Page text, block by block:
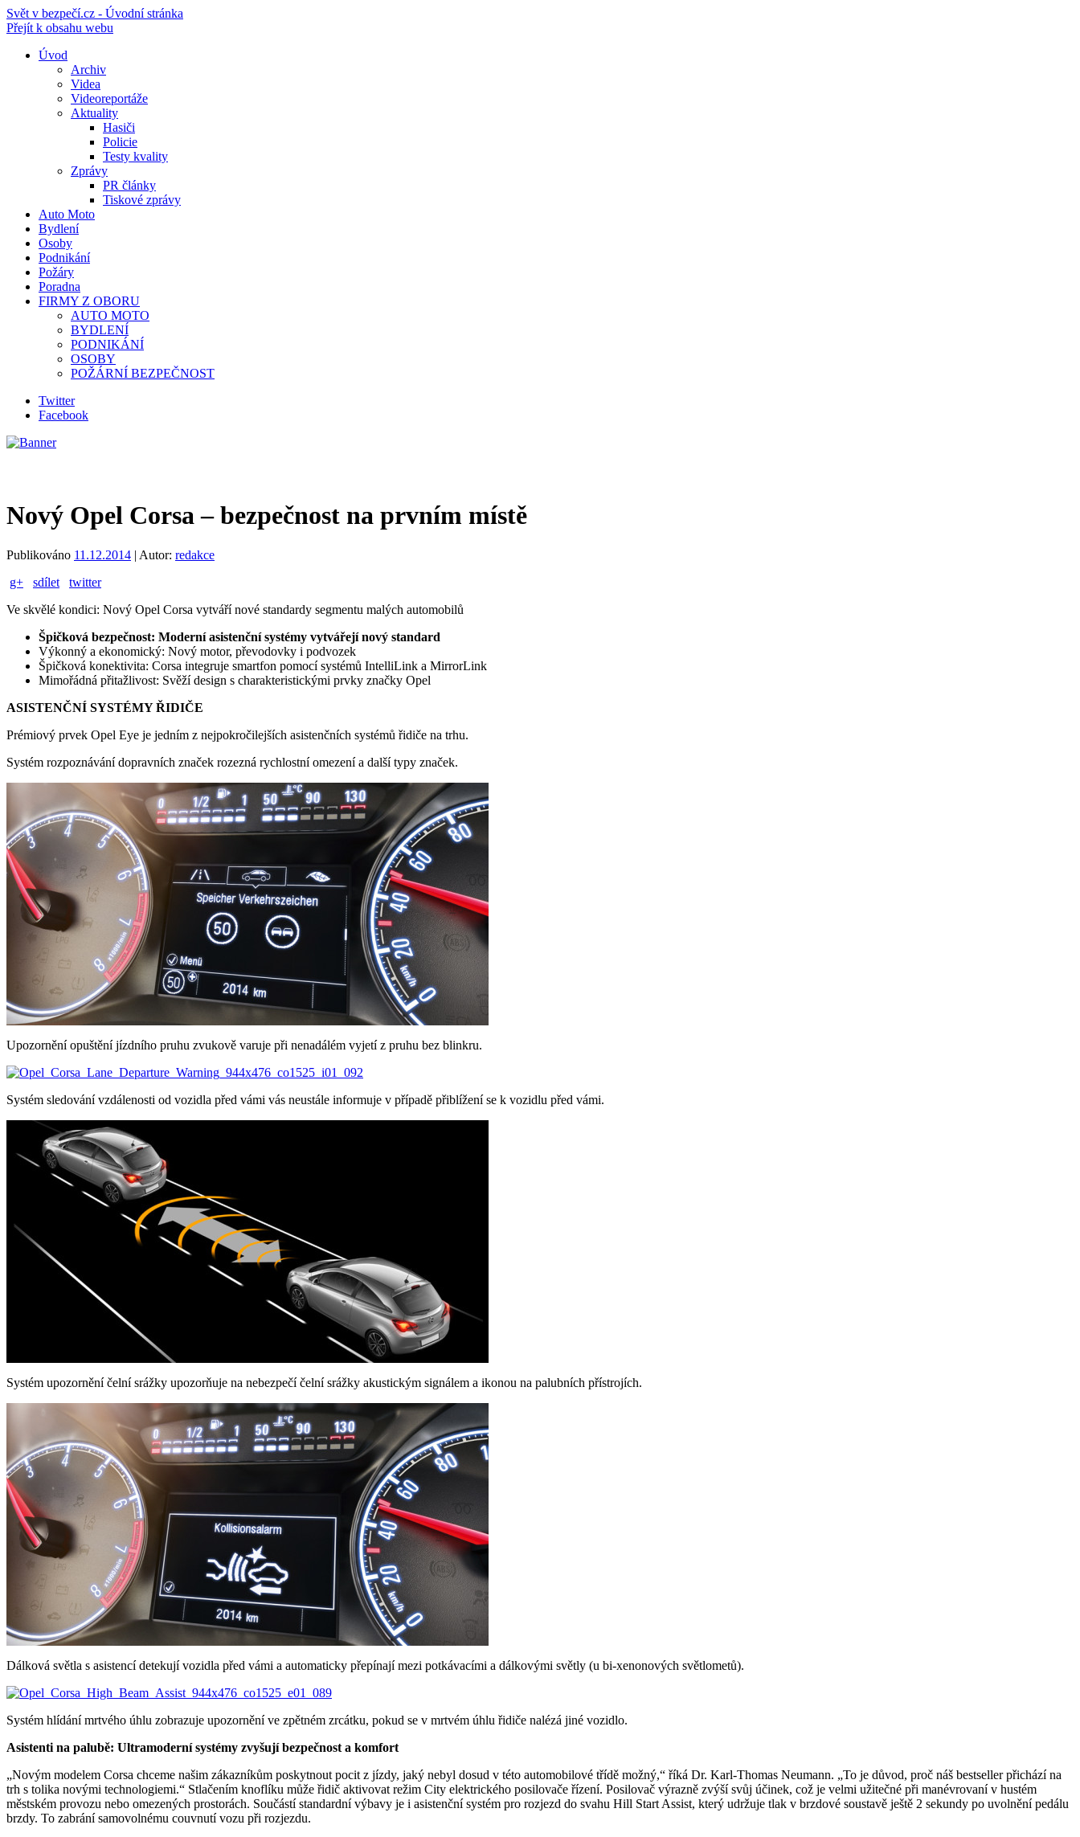
Svět v bezpečí.cz - Úvodní stránka
Přejít k obsahu webu
Úvod
Archiv
Videa
Videoreportáže
Aktuality
Hasiči
Policie
Testy kvality
Zprávy
PR články
Tiskové zprávy
Auto Moto
Bydlení
Osoby
Podnikání
Požáry
Poradna
FIRMY Z OBORU
AUTO MOTO
BYDLENÍ
PODNIKÁNÍ
OSOBY
POŽÁRNÍ BEZPEČNOST
Twitter
Facebook
Nový Opel Corsa – bezpečnost na prvním místě
Publikováno 11.12.2014 | Autor: redakce
g+
sdílet
twitter
Ve skvělé kondici: Nový Opel Corsa vytváří nové standardy segmentu malých automobilů
Špičková bezpečnost: Moderní asistenční systémy vytvářejí nový standard
Výkonný a ekonomický: Nový motor, převodovky i podvozek
Špičková konektivita: Corsa integruje smartfon pomocí systémů IntelliLink a MirrorLink
Mimořádná přitažlivost: Svěží design s charakteristickými prvky značky Opel
ASISTENČNÍ SYSTÉMY ŘIDIČE
Prémiový prvek Opel Eye je jedním z nejpokročilejších asistenčních systémů řidiče na trhu.
Systém rozpoznávání dopravních značek rozezná rychlostní omezení a další typy značek.
Upozornění opuštění jízdního pruhu zvukově varuje při nenadálém vyjetí z pruhu bez blinkru.
Systém sledování vzdálenosti od vozidla před vámi vás neustále informuje v případě přiblížení se k vozidlu před vámi.
Systém upozornění čelní srážky upozorňuje na nebezpečí čelní srážky akustickým signálem a ikonou na palubních přístrojích.
Dálková světla s asistencí detekují vozidla před vámi a automaticky přepínají mezi potkávacími a dálkovými světly (u bi-xenonových světlometů).
Systém hlídání mrtvého úhlu zobrazuje upozornění ve zpětném zrcátku, pokud se v mrtvém úhlu řidiče nalézá jiné vozidlo.
Asistenti na palubě: Ultramoderní systémy zvyšují bezpečnost a komfort
„Novým modelem Corsa chceme našim zákazníkům poskytnout pocit z jízdy, jaký nebyl dosud v této automobilové třídě možný,“ říká Dr. Karl-Thomas Neumann. „To je důvod, proč náš bestseller přichází na
trh s tolika novými technologiemi.“ Stlačením knoflíku může řidič aktivovat režim City elektrického posilovače řízení. Posilovač výrazně zvýší svůj účinek, což je velmi užitečné při manévrovaní v hustém
městském provozu nebo omezených prostorách. Součástí standardní výbavy je i asistenční systém pro rozjezd do svahu Hill Start Assist, který udržuje tlak v brzdové soustavě ještě 2 sekundy po uvolnění pedálu
brzdy. To zabrání samovolnému couvnutí vozu při rozjezdu.